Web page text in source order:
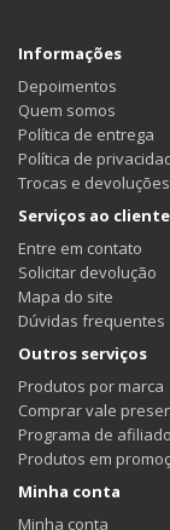
Informações
Depoimentos
Quem somos
Política de entrega
Política de
Trocas e devoluções
Serviços ao cliente
Entre em contato
Solicitar devolução
Mapa do site
Dúvidas frequentes
Outros serviços
Produtos por marca
Comprar vale
Programa de
Produtos em
Minha conta
Minha conta